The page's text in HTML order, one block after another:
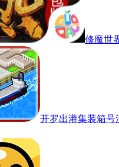
修魔世
开罗出港集装箱号